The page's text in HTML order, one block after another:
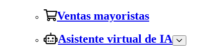
Ventas mayoristas
Asistente virtual de IA